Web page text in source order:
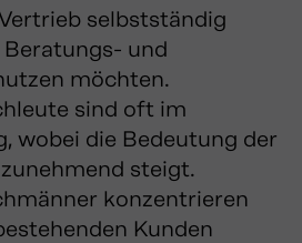
selbstständig
und
möchten.
sind oft im
wobei die Bedeutung der
steigt.
konzentrieren
Kunden